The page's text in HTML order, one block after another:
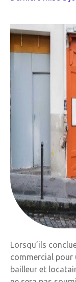
Lorsqu’ils
commercial pour
bailleur et